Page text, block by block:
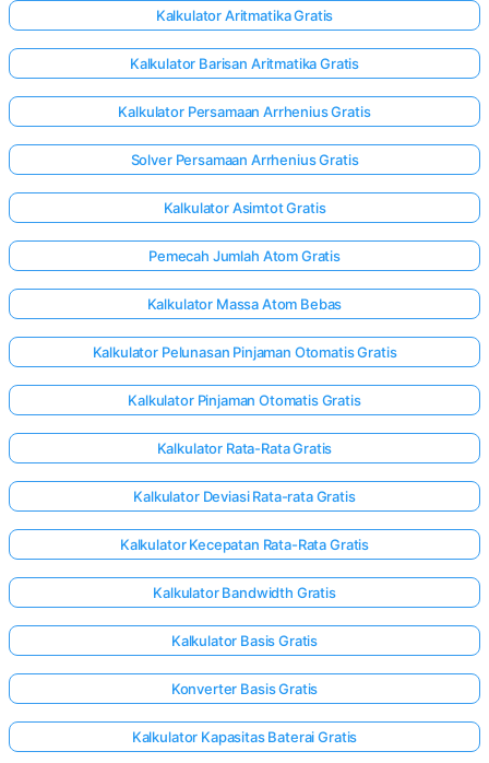
Ada
Anda
Kalkulator Aritmatika Gratis
Kalkulator Barisan Aritmatika Gratis
Kalkulator Persamaan Arrhenius Gratis
Solver Persamaan Arrhenius Gratis
Kalkulator Asimtot Gratis
Pemecah Jumlah Atom Gratis
Kalkulator Massa Atom Bebas
Kalkulator Pelunasan Pinjaman Otomatis Gratis
Kalkulator Pinjaman Otomatis Gratis
Kalkulator Rata-Rata Gratis
Kalkulator Deviasi Rata-rata Gratis
Kalkulator Kecepatan Rata-Rata Gratis
Kalkulator Bandwidth Gratis
Kalkulator Basis Gratis
Konverter Basis Gratis
Kalkulator Kapasitas Baterai Gratis